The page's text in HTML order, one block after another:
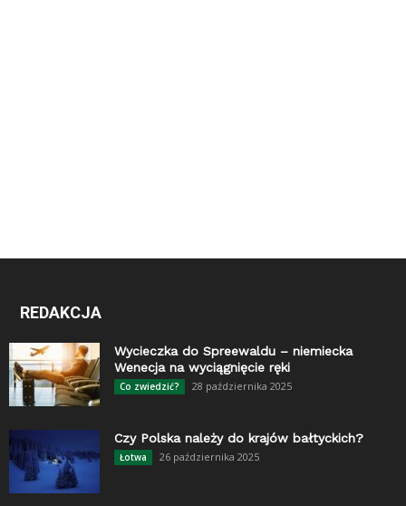
REDAKCJA
Wycieczka do Spreewaldu – niemiecka
Wenecja na wyciągnięcie ręki
Co zwiedzić? 28 października 2025
Czy Polska należy do krajów bałtyckich?
Łotwa 26 października 2025